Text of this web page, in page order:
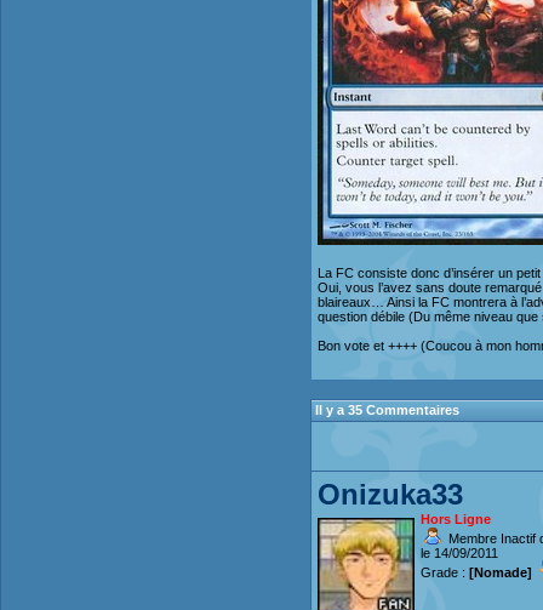
La FC consiste donc d’insérer un
Oui, vous l’avez sans doute
blaireaux… Ainsi la FC montrera à
question débile (Du même niveau
Bon vote et ++++ (Coucou à mon
Il y a 35 Commentaires
Onizuka33
Hors Ligne
Membre Inactif
le 14/09/2011
Grade : [Nomade]